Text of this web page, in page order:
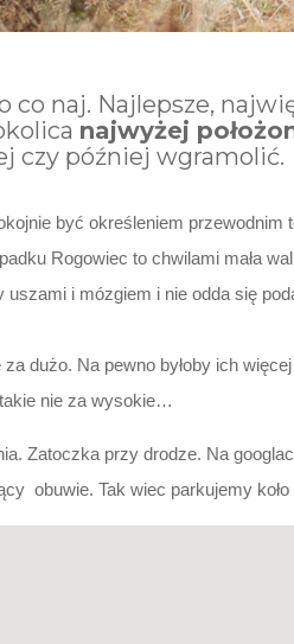
co naj. Najlepsze,
najwyżej
czy później wgramolić.
być określeniem
Rogowiec to chwilami mała
uszami i mózgiem i nie odda się
dużo. Na pewno byłoby ich
nie za wysokie…
Zatoczka przy drodze. Na
obuwie. Tak wiec parkujemy